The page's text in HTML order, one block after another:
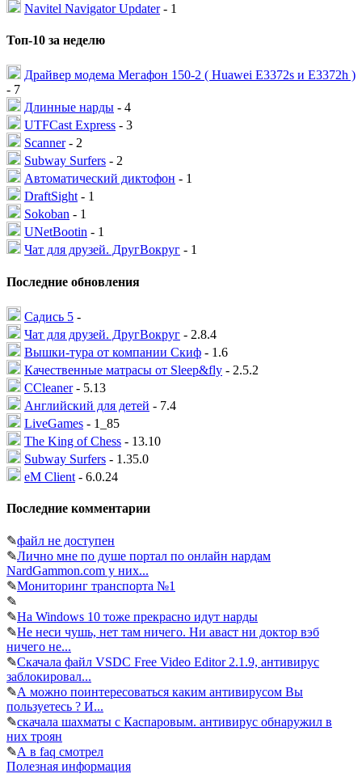
Navitel Navigator Updater- 1
Топ-10 за неделю
Драйвер модема Мегафон 150-2 ( Huawei E3372s и E3372h )
- 7
Длинные нарды - 4
UTFCast Express - 3
Scanner- 2
Subway Surfers - 2
Автоматический диктофон - 1
DraftSight - 1
Sokoban - 1
UNetBootin - 1
Чат для друзей. ДругВокруг - 1
Последние обновления
Садись 5 -
Чат для друзей. ДругВокруг - 2.8.4
Вышки-тура от компании Скиф - 1.6
Качественные матрасы от Sleep&fly - 2.5.2
CCleaner- 5.13
Английский для детей - 7.4
LiveGames - 1_85
The King of Chess - 13.10
Subway Surfers - 1.35.0
eM Client - 6.0.24
Последние комментарии
✎файл не доступен
✎Лично мне по душе портал по онлайн нардам
NardGammon.com у них...
✎Мониторинг транспорта №1
✎
✎На Windows 10 тоже прекрасно идут нарды
✎Не неси чушь, нет там ничего. Ни аваст ни доктор вэб
ничего не...
✎Скачала файл VSDC Free Video Editor 2.1.9, антивирус
заблокировал...
✎А можно поинтересоваться каким антивирусом Вы
пользуетесь ? И...
✎скачала шахматы с Каспаровым. антивирус обнаружил в
них троян
✎А в faq смотрел
Полезная информация